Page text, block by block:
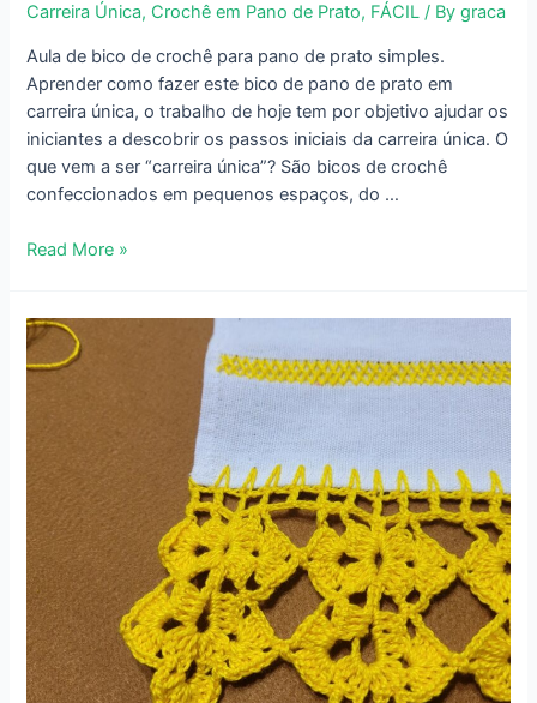
Carreira Única, Crochê em Pano de Prato, FÁCIL / Bygraca
Aula de bico de crochê para pano de prato simples.
Aprender como fazer este bico de pano de prato em
carreira única, o trabalho de hoje tem por objetivo ajudar os
iniciantes a descobrir os passos iniciais da carreira única. O
que vem a ser “carreira única”? São bicos de crochê
confeccionados em pequenos espaços, do …
Bico
para
Pano
Prato
Simples
Iniciantes
–
649
Read More »